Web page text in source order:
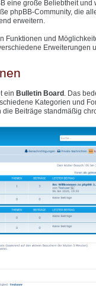
eine große Beliebtheit
phpBB-Community, die
erweitern.
Funktionen und
Erweiterungen
ein Bulletin Board . Das
Kategorien und
Beiträge standmäßig